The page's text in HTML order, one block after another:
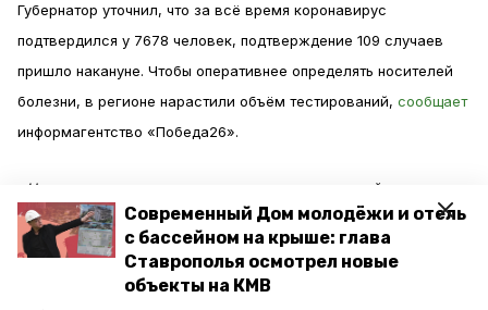
Современный Дом молодёжи и отель
с бассейном на крыше: глава
Ставрополья осмотрел новые
объекты на КМВ
Губернатор уточнил, что за всё время коронавирус
подтвердился у 7678 человек, подтверждение 109 случаев
пришло накануне. Чтобы оперативнее определять носителей
болезни, в регионе нарастили объём тестирований, сообщает
информагентство «Победа26».
«Но, к сожалению, несмотря на все усилия врачей, иногда
болезнь оказывается сильнее. За вчерашний день скончались
трое пациентов», — сообщил Владимир Владимиров.